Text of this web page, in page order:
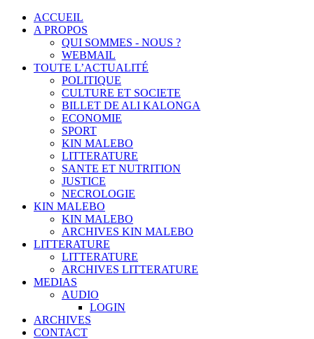
ACCUEIL
A PROPOS
QUI SOMMES - NOUS ?
WEBMAIL
TOUTE L’ACTUALITÉ
POLITIQUE
CULTURE ET SOCIETE
BILLET DE ALI KALONGA
ECONOMIE
SPORT
KIN MALEBO
LITTERATURE
SANTE ET NUTRITION
JUSTICE
NECROLOGIE
KIN MALEBO
KIN MALEBO
ARCHIVES KIN MALEBO
LITTERATURE
LITTERATURE
ARCHIVES LITTERATURE
MEDIAS
AUDIO
LOGIN
ARCHIVES
CONTACT